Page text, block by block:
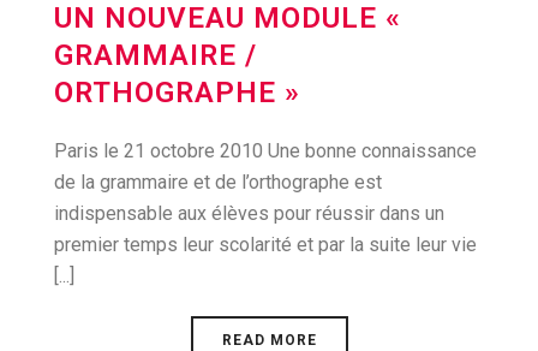
UN NOUVEAU MODULE «
GRAMMAIRE /
ORTHOGRAPHE »
Paris le 21 octobre 2010 Une bonne connaissance
de la grammaire et de l’orthographe est
indispensable aux élèves pour réussir dans un
premier temps leur scolarité et par la suite leur vie
[...]
READ MORE